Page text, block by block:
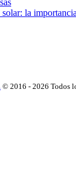
la
© 2016 - 2026 Todos